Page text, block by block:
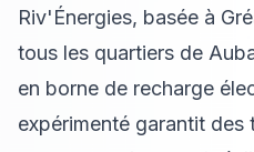
Riv'Énergies, basée à
tous les quartiers de
en borne de recharge
expérimenté garantit des